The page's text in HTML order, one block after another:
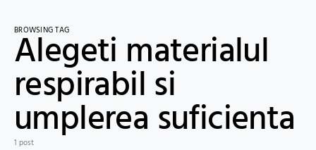
BROWSING TAG
Alegeti materialul
respirabil si
umplerea suficienta
1 post